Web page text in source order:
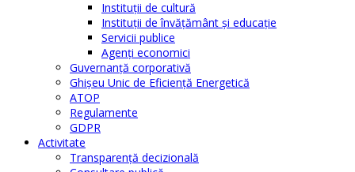
Instituţii de cultură
Instituţii de învăţământ şi educaţie
Servicii publice
Agenţi economici
Guvernanță corporativă
Ghişeu Unic de Eficienţă Energetică
ATOP
Regulamente
GDPR
Activitate
Transparenţă decizională